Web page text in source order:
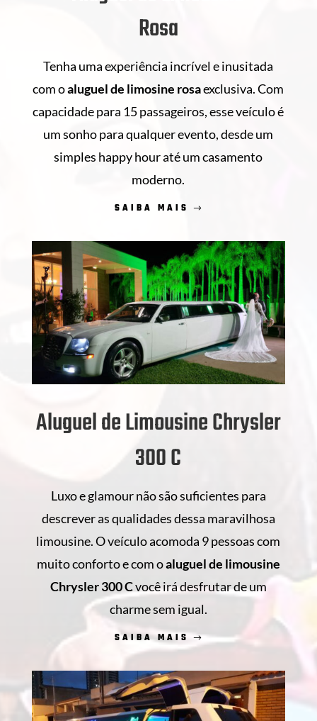
Rosa
Tenha uma experiência incrível e inusitada
com oaluguel de limosine rosaexclusiva. Com
capacidade para 15 passageiros, esse veículo é
um sonho para qualquer evento, desde um
simples happy hour até um casamento
moderno.
SAIBA MAIS
Aluguel de Limousine Chrysler
300 C
Luxo e glamour não são suficientes para
descrever as qualidades dessa maravilhosa
limousine. O veículo acomoda 9 pessoas com
muito conforto e com oaluguel de limousine
Chrysler 300 Cvocê irá desfrutar de um
charme sem igual.
SAIBA MAIS